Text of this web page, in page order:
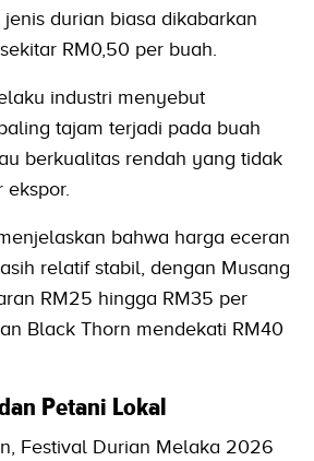
durian biasa dikabarkan
RM0,50 per buah.
industri menyebut
tajam terjadi pada buah
berkualitas rendah yang tidak
ekspor.
bahwa harga eceran
relatif stabil, dengan Musang
RM25 hingga RM35 per
Black Thorn mendekati RM40
Petani Lokal
Festival Durian Melaka 2026